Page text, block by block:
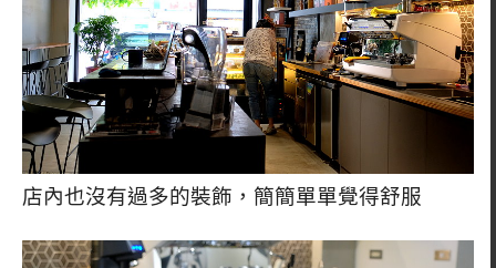
店內也沒有過多的裝飾，簡簡單單覺得舒服